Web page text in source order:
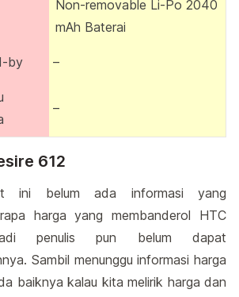
Non-removable Li-Po 2040
mAh Baterai
by –
–
612
ini belum ada informasi yang
harga yang membanderol HTC
penulis pun belum dapat
Sambil menunggu informasi harga
baiknya kalau kita melirik harga dan